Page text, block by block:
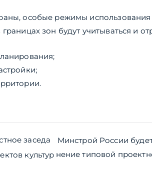
особые режимы использования
зон будут учитываться и
заседа
культур
Минстрой России
нение типовой